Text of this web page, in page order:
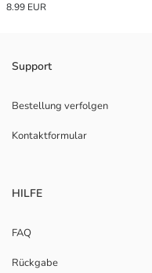
8.99 EUR
Support
Bestellung verfolgen
Kontaktformular
HILFE
FAQ
Rückgabe